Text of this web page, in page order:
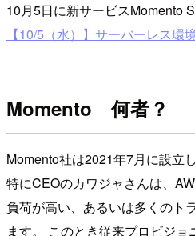
10月5日に新サービスMomento
【10/5（水）】サーバーレス
Momento 何者？
Momento社は2021年7月に設立
特にCEOのカワジャさんは、
負荷が高い、あるいは多くのト
ます。 このとき従来プロビジ